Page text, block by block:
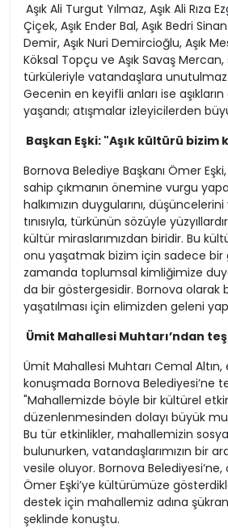
Aşık Ali Turgut Yılmaz, Aşık Ali Rıza
Çiçek, Aşık Ender Bal, Aşık Bedri
Demir, Aşık Nuri Demircioğlu, Aşık
Köksal Topçu ve Aşık Savaş Mercan,
türküleriyle vatandaşlara
Gecenin en keyifli anları ise aşıkların
yaşandı; atışmalar izleyicilerden
Başkan Eşki: "Aşık kültürü bizim
Bornova Belediye Başkanı Ömer
sahip çıkmanın önemine vurgu
halkımızın duygularını, düşüncelerini
tınısıyla, türkünün sözüyle
kültür miraslarımızdan biridir. Bu
onu yaşatmak bizim için sadece bir
zamanda toplumsal kimliğimize
da bir göstergesidir. Bornova olarak
yaşatılması için elimizden geleni
Ümit Mahallesi Muhtarı’ndan
Ümit Mahallesi Muhtarı Cemal Altın,
konuşmada Bornova Belediyesi’ne
"Mahallemizde böyle bir kültürel
düzenlenmesinden dolayı büyük
Bu tür etkinlikler, mahallemizin sosyal
bulunurken, vatandaşlarımızın bir
vesile oluyor. Bornova Belediyesi’ne,
Ömer Eşki’ye kültürümüze
destek için mahallemiz adına
şeklinde konuştu.